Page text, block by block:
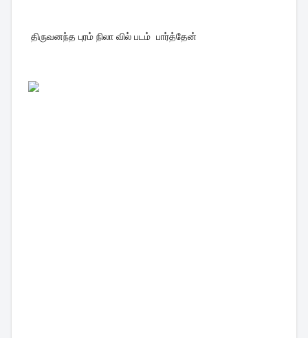
திருவனந்த புரம் நிலா வில் படம் பார்த்தேன்